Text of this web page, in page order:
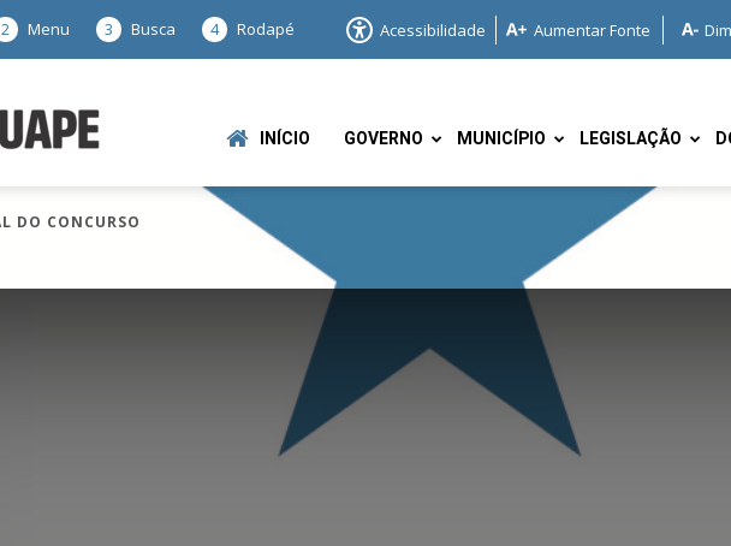
2 Menu 3 Busca 4 Rodapé Acessibilidade Aumentar Fonte
INÍCIO GOVERNO MUNICÍPIO LEGISLAÇÃO
DO CONCURSO